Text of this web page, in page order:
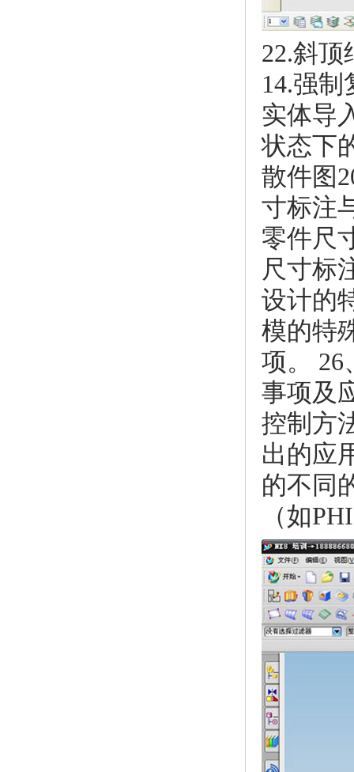
22.斜
14.强
实体导
状态下
散件图
寸标注
零件尺
尺寸标
设计的
模的特
项。 26
事项及
控制方
出的应
的不同
（如